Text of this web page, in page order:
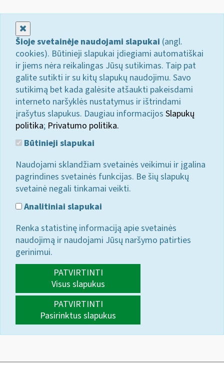
Šioje svetainėje naudojami slapukai (angl.
cookies). Būtinieji slapukai įdiegiami automatiškai
ir jiems nėra reikalingas Jūsų sutikimas. Taip pat
galite sutikti ir su kitų slapukų naudojimu. Savo
sutikimą bet kada galėsite atšaukti pakeisdami
interneto naršyklės nustatymus ir ištrindami
įrašytus slapukus. Daugiau informacijos Slapukų
politika; Privatumo politika.
Būtinieji slapukai
Naudojami sklandžiam svetainės veikimui ir įgalina
pagrindines svetainės funkcijas. Be šių slapukų
svetainė negali tinkamai veikti.
Analitiniai slapukai
Renka statistinę informaciją apie svetainės
naudojimą ir naudojami Jūsų naršymo patirties
gerinimui.
PATVIRTINTI
Visus slapukus
PATVIRTINTI
Pasirinktus slapukus